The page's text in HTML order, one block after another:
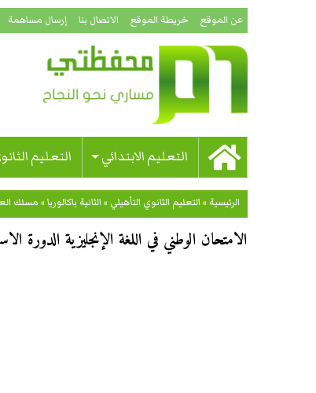
عن الموقع خريطة الموقع الاتصال بنا إرسال مساهمة
التعليم الابتدائي التعليم
الرئيسية »التعليم الثانوي التأهيلي »الثانية باكالوريا» مسلك
الامتحان الوطني في اللغة الإنجليزية الدورة